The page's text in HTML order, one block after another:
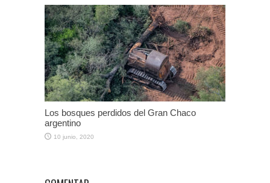
Los bosques perdidos del Gran Chaco
argentino
10 junio, 2020